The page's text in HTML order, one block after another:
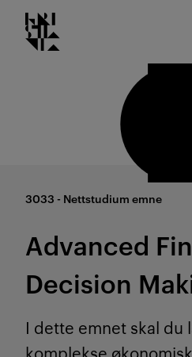
Gå
til
Kristiania logo
3033 - Nettstudium emne
Advanced
Decision
I dette emnet skal du
komplekse